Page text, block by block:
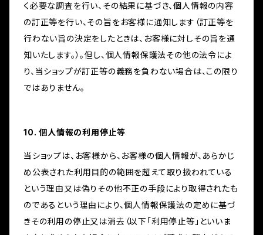
く必要な調査を行い、その結果に基づき、個人情報の内容
の訂正等を行い、その旨をお客様に通知します（訂正等を
行わない旨の決定をしたときは、お客様に対しその旨を通
知いたします。）。但し、個人情報保護法その他の法令によ
り、当ショップが訂正等の義務を負わない場合は、この限り
ではありません。
10. 個人情報の利用停止等
当ショップは、お客様から、お客様の個人情報が、あらかじ
め公表された利用目的の範囲を超えて取り扱われている
という理由又は偽りその他不正の手段により取得されたも
のであるという理由により、個人情報保護法の定めに基づ
きその利用の停止又は消去（以下「利用停止等」といいま